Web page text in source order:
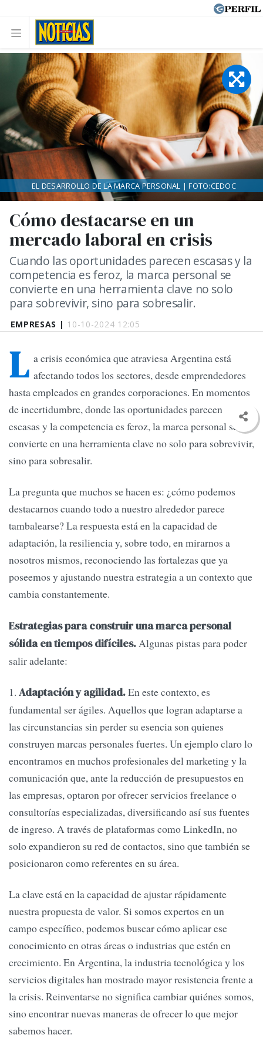
EMPRESAS | 10-10-2024 12:05
Cómo destacarse en un
mercado laboral en crisis
Cuando las oportunidades parecen escasas y la
competencia es feroz, la marca personal se
convierte en una herramienta clave no solo
para sobrevivir, sino para sobresalir.
EL DESARROLLO DE LA MARCA PERSONAL | FOTO:CEDOC
L a crisis económica que atraviesa Argentina está
afectando todos los sectores, desde emprendedores
hasta empleados en grandes corporaciones. En momentos
de incertidumbre, donde las oportunidades parecen
escasas y la competencia es feroz, la marca personal se
convierte en una herramienta clave no solo para sobrevivir,
sino para sobresalir.
La pregunta que muchos se hacen es: ¿cómo podemos
destacarnos cuando todo a nuestro alrededor parece
tambalearse? La respuesta está en la capacidad de
adaptación, la resiliencia y, sobre todo, en mirarnos a
nosotros mismos, reconociendo las fortalezas que ya
poseemos y ajustando nuestra estrategia a un contexto que
cambia constantemente.
Estrategias para construir una marca personal
sólida en tiempos difíciles.Algunas pistas para poder
salir adelante:
1. Adaptación y agilidad.En este contexto, es
fundamental ser ágiles. Aquellos que logran adaptarse a
las circunstancias sin perder su esencia son quienes
construyen marcas personales fuertes. Un ejemplo claro lo
encontramos en muchos profesionales del marketing y la
comunicación que, ante la reducción de presupuestos en
las empresas, optaron por ofrecer servicios freelance o
consultorías especializadas, diversificando así sus fuentes
de ingreso. A través de plataformas como LinkedIn, no
solo expandieron su red de contactos, sino que también se
posicionaron como referentes en su área.
La clave está en la capacidad de ajustar rápidamente
nuestra propuesta de valor. Si somos expertos en un
campo específico, podemos buscar cómo aplicar ese
conocimiento en otras áreas o industrias que estén en
crecimiento. En Argentina, la industria tecnológica y los
servicios digitales han mostrado mayor resistencia frente a
la crisis. Reinventarse no significa cambiar quiénes somos,
sino encontrar nuevas maneras de ofrecer lo que mejor
sabemos hacer.